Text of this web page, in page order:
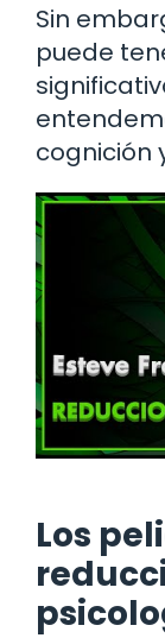
Sin
puede
cognición
Los